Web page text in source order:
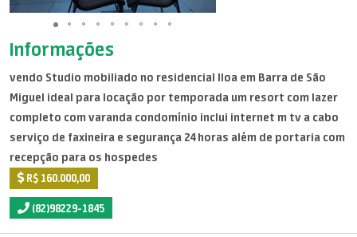
Informações
vendo Studio mobiliado no residencial Iloa em Barra de São
Miguel ideal para locação por temporada um resort com lazer
completo com varanda condomínio inclui internet m tv a cabo
serviço de faxineira e segurança 24 horas além de portaria com
recepção para os hospedes
R$ 160.000,00
(82)98229-1845